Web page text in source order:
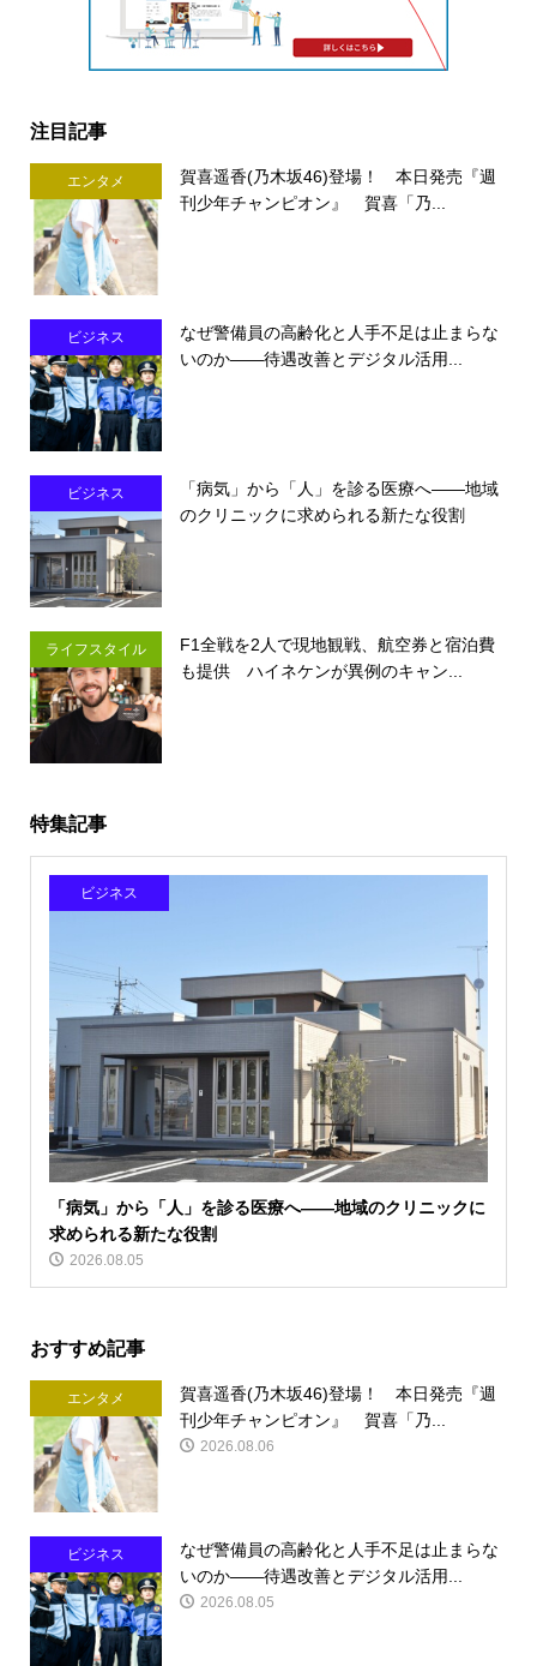
注目記事
エンタメ
賀喜遥香(乃木坂46)登場！ 本日発売『週
刊少年チャンピオン』 賀喜「乃...
ビジネス
なぜ警備員の高齢化と人手不足は止まらな
いのか――待遇改善とデジタル活用...
ビジネス
「病気」から「人」を診る医療へ――地域
のクリニックに求められる新たな役割
ライフスタイル
F1全戦を2人で現地観戦、航空券と宿泊費
も提供 ハイネケンが異例のキャン...
特集記事
ビジネス
「病気」から「人」を診る医療へ――地域のクリニックに
求められる新たな役割
2026.08.05
おすすめ記事
エンタメ
賀喜遥香(乃木坂46)登場！ 本日発売『週
刊少年チャンピオン』 賀喜「乃...
2026.08.06
ビジネス
なぜ警備員の高齢化と人手不足は止まらな
いのか――待遇改善とデジタル活用...
2026.08.05